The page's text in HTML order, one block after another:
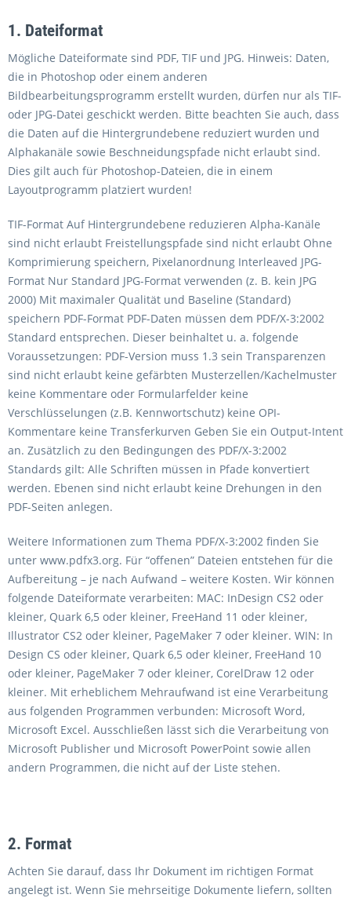
1. Dateiformat
Mögliche Dateiformate sind PDF, TIF und JPG. Hinweis: Daten,
die in Photoshop oder einem anderen
Bildbearbeitungsprogramm erstellt wurden, dürfen nur als TIF-
oder JPG-Datei geschickt werden. Bitte beachten Sie auch, dass
die Daten auf die Hintergrundebene reduziert wurden und
Alphakanäle sowie Beschneidungspfade nicht erlaubt sind.
Dies gilt auch für Photoshop-Dateien, die in einem
Layoutprogramm platziert wurden!
TIF-Format Auf Hintergrundebene reduzieren Alpha-Kanäle
sind nicht erlaubt Freistellungspfade sind nicht erlaubt Ohne
Komprimierung speichern, Pixelanordnung Interleaved JPG-
Format Nur Standard JPG-Format verwenden (z. B. kein JPG
2000) Mit maximaler Qualität und Baseline (Standard)
speichern PDF-Format PDF-Daten müssen dem PDF/X-3:2002
Standard entsprechen. Dieser beinhaltet u. a. folgende
Voraussetzungen: PDF-Version muss 1.3 sein Transparenzen
sind nicht erlaubt keine gefärbten Musterzellen/Kachelmuster
keine Kommentare oder Formularfelder keine
Verschlüsselungen (z.B. Kennwortschutz) keine OPI-
Kommentare keine Transferkurven Geben Sie ein Output-Intent
an. Zusätzlich zu den Bedingungen des PDF/X-3:2002
Standards gilt: Alle Schriften müssen in Pfade konvertiert
werden. Ebenen sind nicht erlaubt keine Drehungen in den
PDF-Seiten anlegen.
Weitere Informationen zum Thema PDF/X-3:2002 finden Sie
unter www.pdfx3.org. Für “offenen” Dateien entstehen für die
Aufbereitung – je nach Aufwand – weitere Kosten. Wir können
folgende Dateiformate verarbeiten: MAC: InDesign CS2 oder
kleiner, Quark 6,5 oder kleiner, FreeHand 11 oder kleiner,
Illustrator CS2 oder kleiner, PageMaker 7 oder kleiner. WIN: In
Design CS oder kleiner, Quark 6,5 oder kleiner, FreeHand 10
oder kleiner, PageMaker 7 oder kleiner, CorelDraw 12 oder
kleiner. Mit erheblichem Mehraufwand ist eine Verarbeitung
aus folgenden Programmen verbunden: Microsoft Word,
Microsoft Excel. Ausschließen lässt sich die Verarbeitung von
Microsoft Publisher und Microsoft PowerPoint sowie allen
andern Programmen, die nicht auf der Liste stehen.
2. Format
Achten Sie darauf, dass Ihr Dokument im richtigen Format
angelegt ist. Wenn Sie mehrseitige Dokumente liefern, sollten